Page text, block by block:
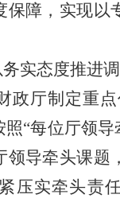
保障，实现
实态度推进
政厅制定重
照“每位厅领
领导牵头课
压实牵头责